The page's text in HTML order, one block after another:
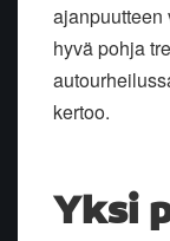
ajanpuutteen
hyvä pohja
kertoo.
Yksi